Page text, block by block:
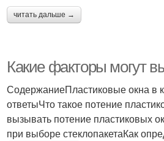
читать дальше →
Какие факторы могут
СодержаниеПластиковые окна в
ответыЧто такое потение
вызывать потение пластиковых
при выборе стеклопакетаКак